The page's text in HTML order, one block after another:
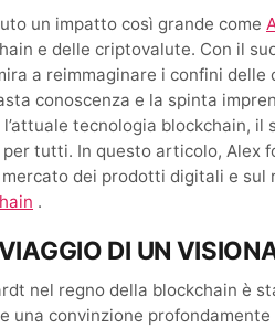
un impatto così grande come
e delle criptovalute. Con il
a reimmaginare i confini
conoscenza e la spinta
tecnologia blockchain,
tutti. In questo articolo, Alex
dei prodotti digitali e sul
.
DI UN
nel regno della blockchain è
una convinzione